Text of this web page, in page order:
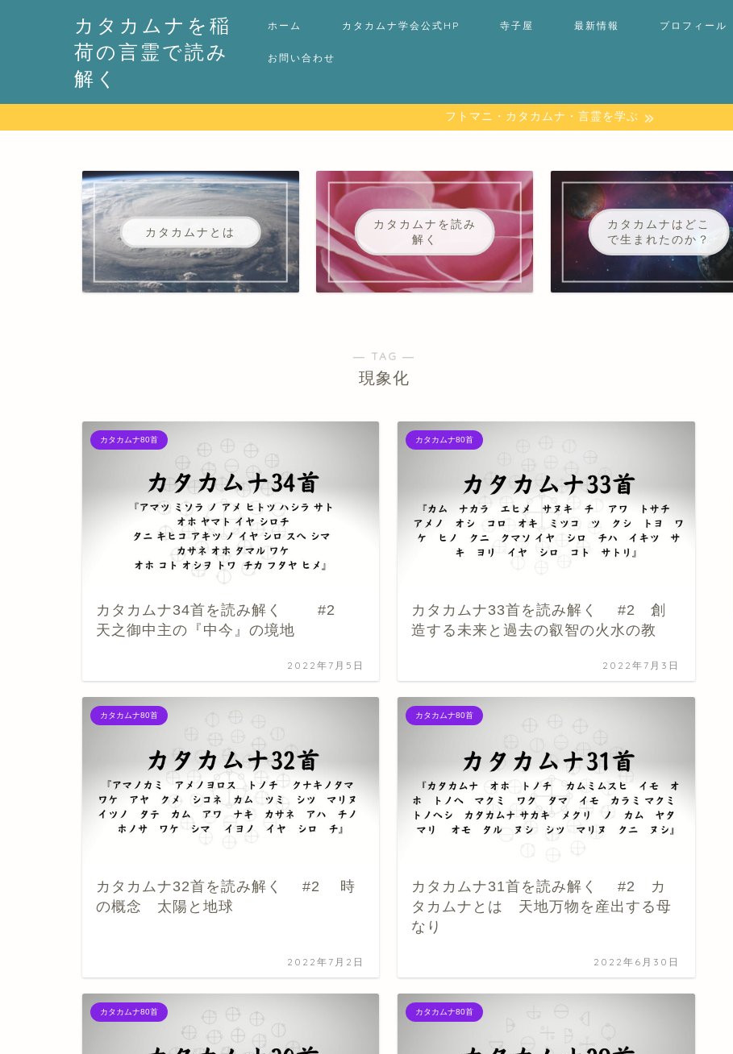
カタカムナを稲
荷の言霊で読み
解く
ホーム カタカムナ学会公式HP 寺子屋 最新情報 プロフィール
お問い合わせ
フトマニ・カタカムナ・言霊を学ぶ
カタカムナとは
カタカムナを読み
解く
カタカムナはどこ
で生まれたのか？
― TAG ―
現象化
カタカムナ80首
カタカムナ34首を読み解く #2
天之御中主の『中今』の境地
2022年7月5日
カタカムナ80首
カタカムナ33首を読み解く #2 創
造する未来と過去の叡智の火水の教
2022年7月3日
カタカムナ80首
カタカムナ32首を読み解く #2 時
の概念 太陽と地球
2022年7月2日
カタカムナ80首
カタカムナ31首を読み解く #2 カ
タカムナとは 天地万物を産出する母
なり
2022年6月30日
カタカムナ80首 カタカムナ80首